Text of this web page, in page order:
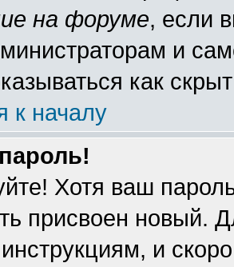
на форуме, если
и
как
к началу
Хотя ваш
присвоен новый.
и